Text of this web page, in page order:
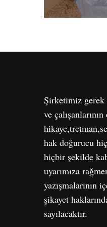
Şirketimiz
ve
hak doğurucu
hiçbir şekilde
uyarımıza
şikayet
sayılacaktır.